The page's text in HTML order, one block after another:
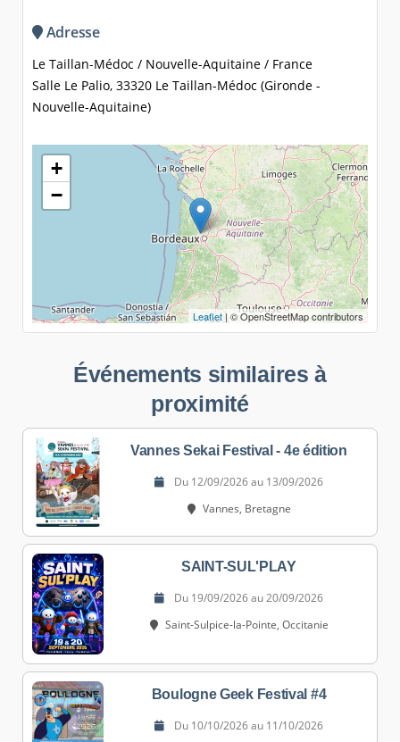
Adresse
Le Taillan-Médoc / Nouvelle-Aquitaine / France
Salle Le Palio, 33320 Le Taillan-Médoc (Gironde -
Nouvelle-Aquitaine)
+
−
Leaflet | © OpenStreetMap contributors
Événements similaires à
proximité
Vannes Sekai Festival - 4e édition
Du 12/09/2026 au 13/09/2026
Vannes, Bretagne
SAINT-SUL'PLAY
Du 19/09/2026 au 20/09/2026
Saint-Sulpice-la-Pointe, Occitanie
Boulogne Geek Festival #4
Du 10/10/2026 au 11/10/2026